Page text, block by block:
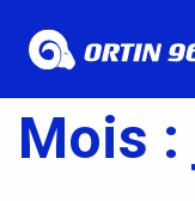
Mois :